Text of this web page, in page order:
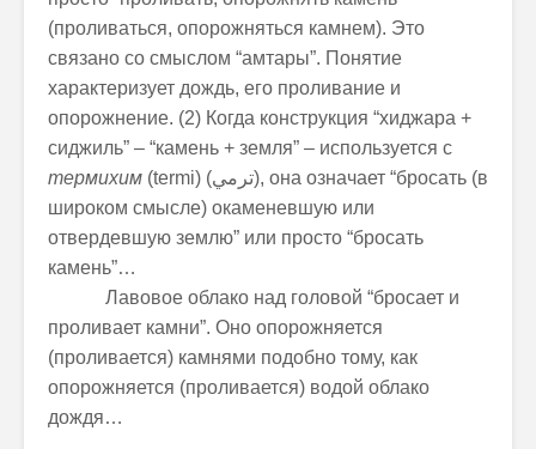
(проливаться, опорожняться камнем). Это
связано со смыслом “амтары”. Понятие
характеризует дождь, его проливание и
опорожнение. (2) Когда конструкция “хиджара +
сиджиль” – “камень + земля” – используется с
термихим (termi) (ترمي), она означает “бросать (в
широком смысле) окаменевшую или
отвердевшую землю” или просто “бросать
камень”…
Лавовое облако над головой “бросает и
проливает камни”. Оно опорожняется
(проливается) камнями подобно тому, как
опорожняется (проливается) водой облако
дождя…